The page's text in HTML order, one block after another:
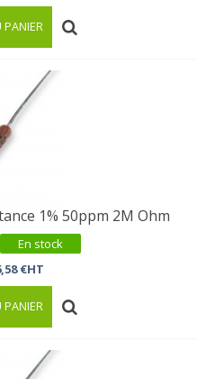
PANIER
1% 50ppm 2M Ohm
En stock
€HT
PANIER